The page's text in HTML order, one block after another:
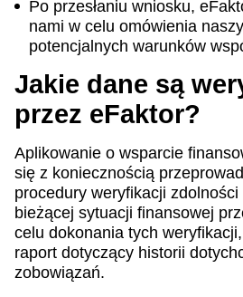
Po przesłaniu wniosku,
nami w celu omówienia
potencjalnych warunków
Jakie dane są
przez eFaktor?
Aplikowanie o wsparcie
się z koniecznością
procedury weryfikacji
bieżącej sytuacji finansowej
celu dokonania tych
raport dotyczący historii
zobowiązań.